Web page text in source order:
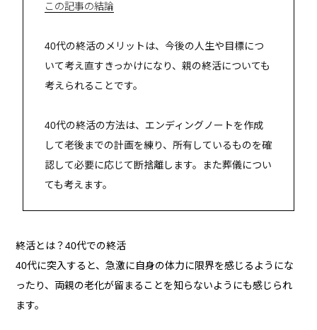
この記事の結論
40代の終活のメリットは、今後の人生や目標につ
いて考え直すきっかけになり、親の終活についても
考えられることです。
40代の終活の方法は、エンディングノートを作成
して老後までの計画を練り、所有しているものを確
認して必要に応じて断捨離します。また葬儀につい
ても考えます。
終活とは？40代での終活
40代に突入すると、急激に自身の体力に限界を感じるようにな
ったり、両親の老化が留まることを知らないようにも感じられ
ます。